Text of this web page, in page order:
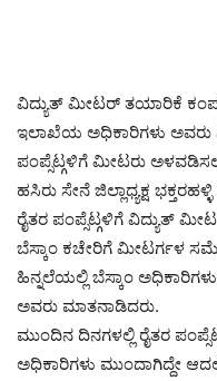
ವಿದ್ಯುತ್ ಮೀಟರ್ ತಯಾರಿಕೆ
ಇಲಾಖೆಯ ಅಧಿಕಾರಿಗಳು ಅವರು
ಪಂಪ್ಸೆಟ್ಗಳಿಗೆ ಮೀಟರು
ಹಸಿರು ಸೇನೆ ಜಿಲ್ಲಾಧ್ಯಕ್ಷ
ರೈತರ ಪಂಪ್ಸೆಟ್ಗಳಿಗೆ ವಿದ್ಯುತ್
ಬೆಸ್ಕಾಂ ಕಚೇರಿಗೆ ಮೀಟರ್ಗಳ
ಹಿನ್ನಲೆಯಲ್ಲಿ ಬೆಸ್ಕಾಂ
ಅವರು ಮಾತನಾಡಿದರು.
ಮುಂದಿನ ದಿನಗಳಲ್ಲಿ ರೈತರ
ಅಧಿಕಾರಿಗಳು ಮುಂದಾಗಿದ್ದೇ